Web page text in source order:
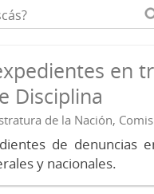
en
Disciplina
de la Nación,
de denuncias
y nacionales.